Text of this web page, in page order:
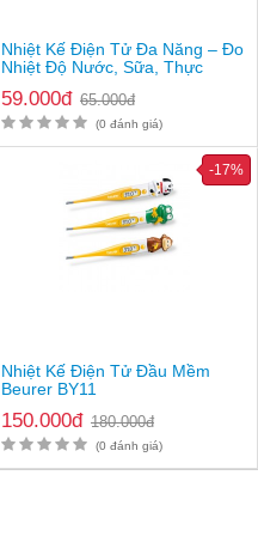
Nhiệt kế hồng ngoại Fatzbaby
Prompt 1 JXB311
Nhiệt Kế Điện Tử Đa Năng – Đo
Nhiệt Độ Nước, Sữa, Thực
59.000đ 65.000đ
(0 đánh giá)
Nhiệt Kế Điện Tử Đầu Mềm
Beurer BY11
150.000đ 180.000đ
-17%
(0 đánh giá)